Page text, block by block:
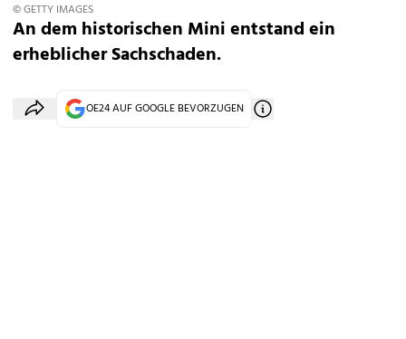
© GETTY IMAGES
An dem historischen Mini entstand ein
erheblicher Sachschaden.
OE24 AUF GOOGLE BEVORZUGEN